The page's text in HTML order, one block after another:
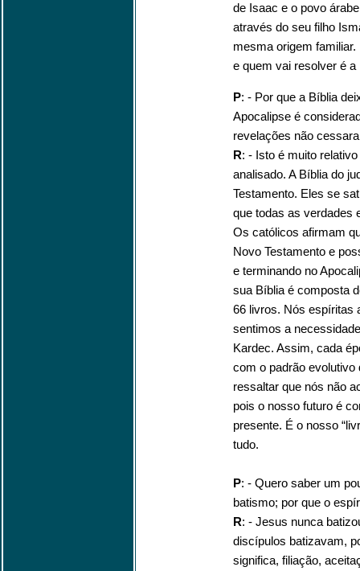
de Isaac e o povo
através do seu filho
mesma origem
e quem vai resolver é
P: - Por que a Bíblia
Apocalipse é
revelações não
R: - Isto é muito
analisado. A Bíblia do
Testamento. Eles se
que todas as verdades
Os católicos afirmam
Novo Testamento e
e terminando no
sua Bíblia é composta
66 livros. Nós espíritas
sentimos a
Kardec. Assim, cada
com o padrão
ressaltar que nós não
pois o nosso futuro é
presente. É o nosso
tudo.
P: - Quero saber um
batismo; por que o
R: - Jesus nunca
discípulos batizavam,
significa, filiação,